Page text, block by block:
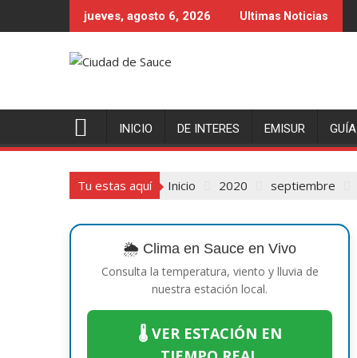
al
jueves, agosto 6, 2026 Ultimas Noticias
INICIO DE INTERES EMISUR GUÍA
Tu estas aquí Inicio 2020 septiembre
🌦️ Clima en Sauce en Vivo
Consulta la temperatura, viento y lluvia de
nuestra estación local.
🌡️ VER ESTACIÓN EN